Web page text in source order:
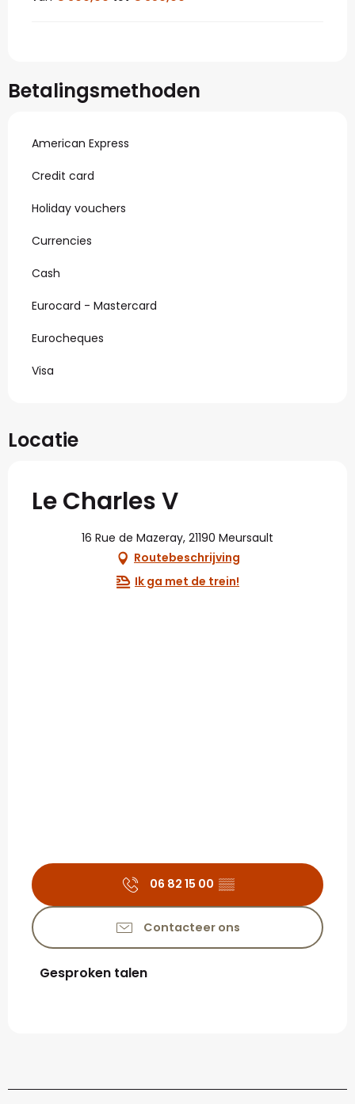
Betalingsmethoden
American Express
Credit card
Holiday vouchers
Currencies
Cash
Eurocard - Mastercard
Eurocheques
Visa
Locatie
Le Charles V
16 Rue de Mazeray, 21190 Meursault
Routebeschrijving
Ik ga met de trein!
06 82 15 00 ▒▒
Contacteer ons
Gesproken talen
Gesproken talen